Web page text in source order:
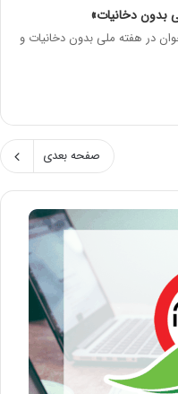
بدون دخانیات»
در هفته ملی بدون دخانیات و
صفحه بعدی